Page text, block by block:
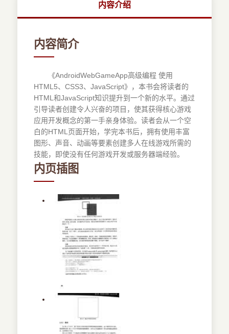
内容介绍
内容简介
《AndroidWebGameApp高级编程 使用
HTML5、CSS3、JavaScript》，本书会将读者的
HTML和JavaScript知识提升到一个新的水平。通过
引导读者创建令人兴奋的项目，使其获得核心游戏
应用开发概念的第一手亲身体验。读者会从一个空
白的HTML页面开始，学完本书后，拥有使用丰富
图形、声音、动画等要素创建多人在线游戏所需的
技能，即使没有任何游戏开发或服务器端经验。
内页插图